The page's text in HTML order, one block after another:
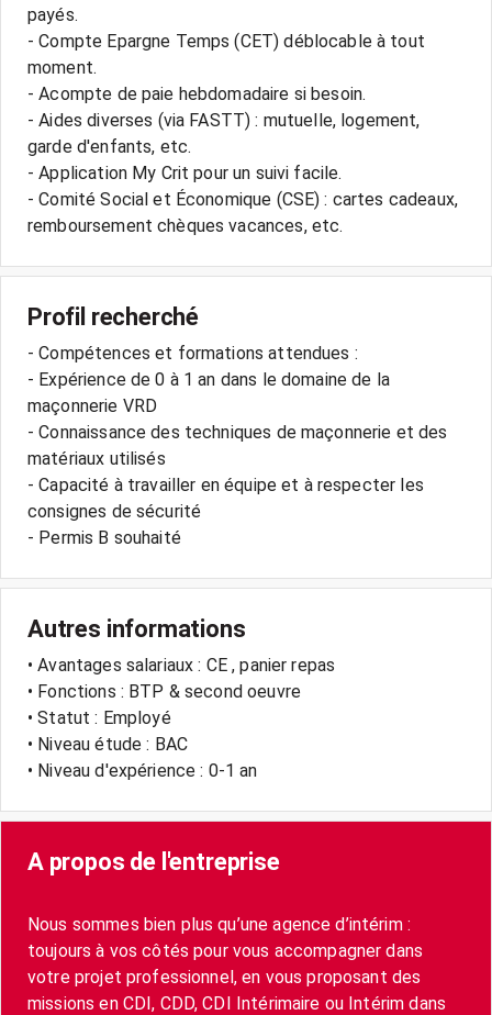
payés.
- Compte Epargne Temps (CET) déblocable à tout
moment.
- Acompte de paie hebdomadaire si besoin.
- Aides diverses (via FASTT) : mutuelle, logement,
garde d'enfants, etc.
- Application My Crit pour un suivi facile.
- Comité Social et Économique (CSE) : cartes cadeaux,
Profil recherché
- Compétences et formations attendues :
- Expérience de 0 à 1 an dans le domaine de la
maçonnerie VRD
- Connaissance des techniques de maçonnerie et des
matériaux utilisés
- Capacité à travailler en équipe et à respecter les
consignes de sécurité
- Permis B souhaité
Autres informations
• Avantages salariaux : CE , panier repas
• Fonctions : BTP & second oeuvre
• Statut : Employé
• Niveau étude : BAC
• Niveau d'expérience : 0-1 an
A propos de l'entreprise
Nous sommes bien plus qu’une agence d’intérim :
toujours à vos côtés pour vous accompagner dans
votre projet professionnel, en vous proposant des
missions en CDI, CDD, CDI Intérimaire ou Intérim dans